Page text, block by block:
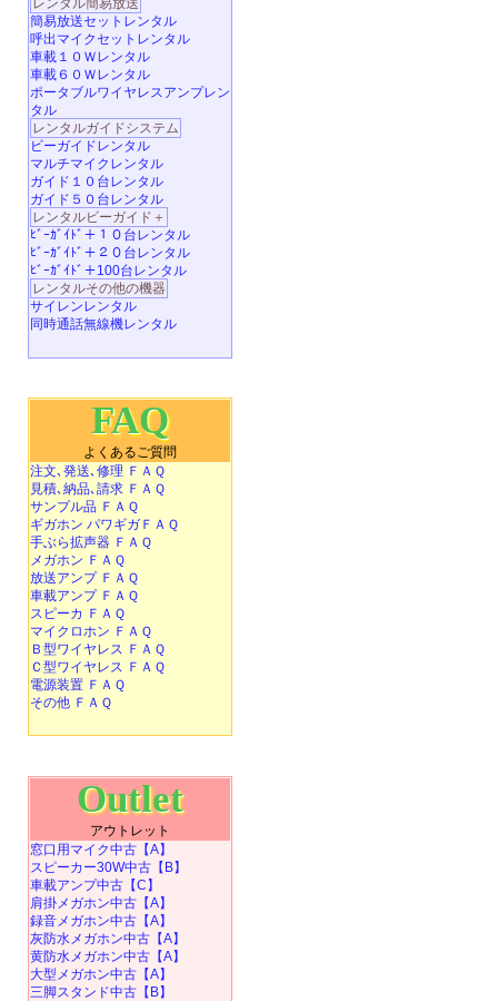
レンタル簡易放送
簡易放送セットレンタル
呼出マイクセットレンタル
車載１０Ｗレンタル
車載６０Ｗレンタル
ポータブルワイヤレスアンプレン
タル
レンタルガイドシステム
ビーガイドレンタル
マルチマイクレンタル
ガイド１０台レンタル
ガイド５０台レンタル
レンタルビーガイド＋
ﾋﾞｰｶﾞｲﾄﾞ＋１０台レンタル
ﾋﾞｰｶﾞｲﾄﾞ＋２０台レンタル
ﾋﾞｰｶﾞｲﾄﾞ＋100台レンタル
レンタルその他の機器
サイレンレンタル
同時通話無線機レンタル
FAQ
よくあるご質問
注文､発送､修理 ＦＡＱ
見積､納品､請求 ＦＡＱ
サンプル品 ＦＡＱ
ギガホン パワギガＦＡＱ
手ぶら拡声器 ＦＡＱ
メガホン ＦＡＱ
放送アンプ ＦＡＱ
車載アンプ ＦＡＱ
スピーカ ＦＡＱ
マイクロホン ＦＡＱ
Ｂ型ワイヤレス ＦＡＱ
Ｃ型ワイヤレス ＦＡＱ
電源装置 ＦＡＱ
その他 ＦＡＱ
Outlet
アウトレット
窓口用マイク中古【A】
スピーカー30W中古【B】
車載アンプ中古【C】
肩掛メガホン中古【A】
録音メガホン中古【A】
灰防水メガホン中古【A】
黄防水メガホン中古【A】
大型メガホン中古【A】
三脚スタンド中古【B】